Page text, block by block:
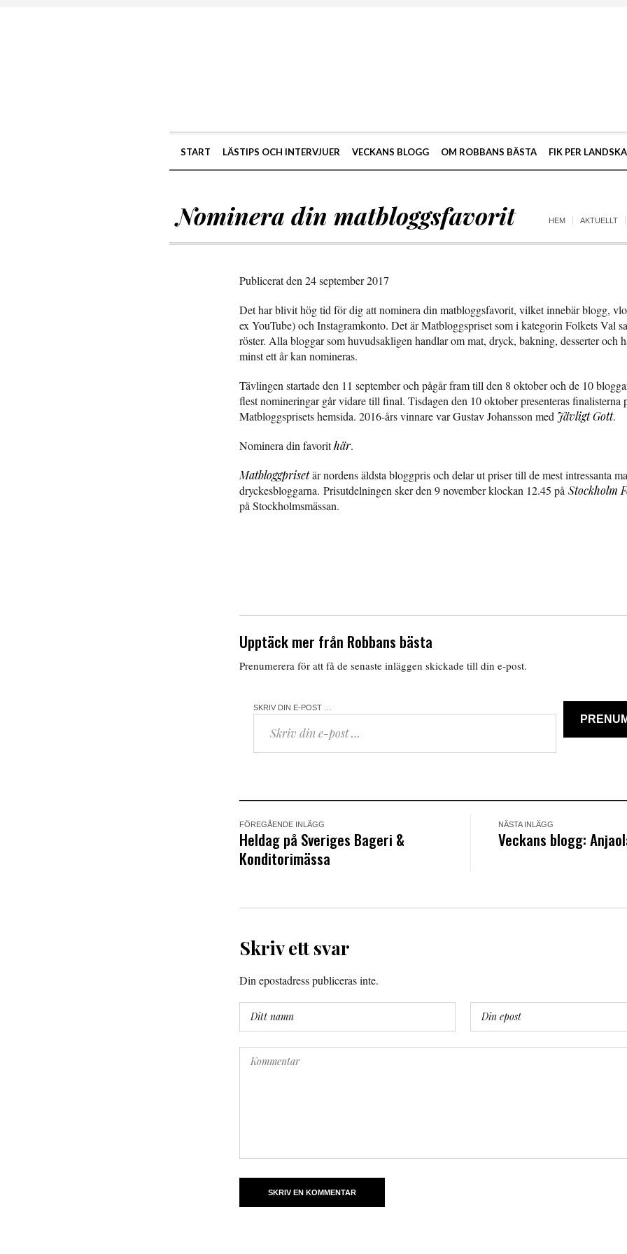
START LÄSTIPS OCH INTERVJUER VECKANS BLOGG OM ROBBANS BÄSTA FIK PER
Nominera din matbloggsfavorit HEM AKTUELLT
Publicerat den 24 september 2017
Det har blivit hög tid för dig att nominera din matbloggsfavorit, vilket innebär blogg,
ex YouTube) och Instagramkonto. Det är Matbloggspriset som i kategorin Folkets Val
röster. Alla bloggar som huvudsakligen handlar om mat, dryck, bakning, desserter och
minst ett år kan nomineras.
Tävlingen startade den 11 september och pågår fram till den 8 oktober och de 10
flest nomineringar går vidare till final. Tisdagen den 10 oktober presenteras finalisterna
Matbloggsprisets hemsida. 2016-års vinnare var Gustav Johansson med Jävligt Gott.
Nominera din favorithär.
Matbloggprisetär nordens äldsta bloggpris och delar ut priser till de mest intressanta
dryckesbloggarna. Prisutdelningen sker den 9 november klockan 12.45 på Stockholm
på Stockholmsmässan.
Upptäck mer från Robbans bästa
Prenumerera för att få de senaste inläggen skickade till din e-post.
SKRIV DIN E-POST …
FÖREGÅENDE INLÄGG
Heldag på Sveriges Bageri &
Konditorimässa
NÄSTA INLÄGG
Veckans blogg:
Skriv ett svar
Din epostadress publiceras inte.